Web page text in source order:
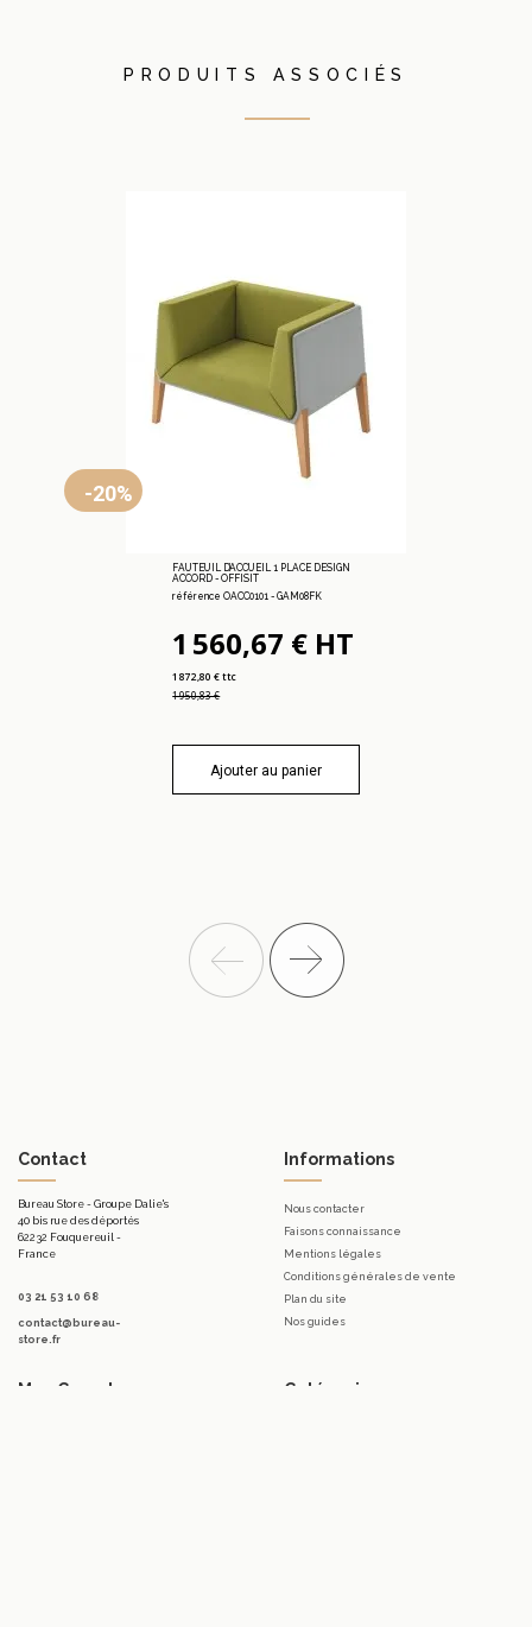
PRODUITS ASSOCIÉS
-20%
FAUTEUIL D’ACCUEIL 1 PLACE DESIGN
ACCORD - OFFISIT
référence OACC0101 - GAM08FK
1 560,67 € HT
1 872,80 € ttc
1 950,83 €
Ajouter au panier
Contact
Bureau Store - Groupe Dalie's
40 bis rue des déportés
62232 Fouquereuil -
France
03 21 53 10 68
contact@bureau-
store.fr
Informations
Nous contacter
Faisons connaissance
Mentions légales
Conditions générales de vente
Plan du site
Nos guides
Mon Compte Catégories